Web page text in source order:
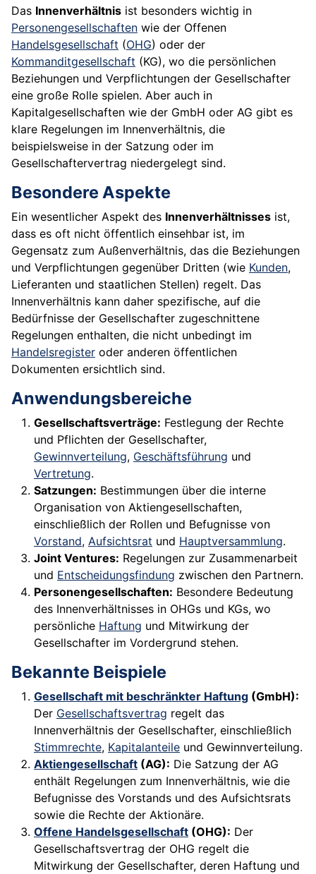
Das Innenverhältnis ist besonders wichtig in
Personengesellschaften wie der Offenen
Handelsgesellschaft (OHG) oder der
Kommanditgesellschaft (KG), wo die persönlichen
Beziehungen und Verpflichtungen der Gesellschafter
eine große Rolle spielen. Aber auch in
Kapitalgesellschaften wie der GmbH oder AG gibt es
klare Regelungen im Innenverhältnis, die
beispielsweise in der Satzung oder im
Gesellschaftervertrag niedergelegt sind.
Besondere Aspekte
Ein wesentlicher Aspekt des Innenverhältnisses ist,
dass es oft nicht öffentlich einsehbar ist, im
Gegensatz zum Außenverhältnis, das die Beziehungen
und Verpflichtungen gegenüber Dritten (wie Kunden,
Lieferanten und staatlichen Stellen) regelt. Das
Innenverhältnis kann daher spezifische, auf die
Bedürfnisse der Gesellschafter zugeschnittene
Regelungen enthalten, die nicht unbedingt im
Handelsregister oder anderen öffentlichen
Dokumenten ersichtlich sind.
Anwendungsbereiche
Gesellschaftsverträge: Festlegung der Rechte
und Pflichten der Gesellschafter,
Gewinnverteilung, Geschäftsführung und
Vertretung.
Satzungen: Bestimmungen über die interne
Organisation von Aktiengesellschaften,
einschließlich der Rollen und Befugnisse von
Vorstand, Aufsichtsrat und Hauptversammlung.
Joint Ventures: Regelungen zur Zusammenarbeit
und Entscheidungsfindung zwischen den Partnern.
Personengesellschaften: Besondere Bedeutung
des Innenverhältnisses in OHGs und KGs, wo
persönliche Haftung und Mitwirkung der
Gesellschafter im Vordergrund stehen.
Bekannte Beispiele
Gesellschaft mit beschränkter Haftung (GmbH):
Der Gesellschaftsvertrag regelt das
Innenverhältnis der Gesellschafter, einschließlich
Stimmrechte, Kapitalanteile und Gewinnverteilung.
Aktiengesellschaft (AG): Die Satzung der AG
enthält Regelungen zum Innenverhältnis, wie die
Befugnisse des Vorstands und des Aufsichtsrats
sowie die Rechte der Aktionäre.
Offene Handelsgesellschaft (OHG): Der
Gesellschaftsvertrag der OHG regelt die
Mitwirkung der Gesellschafter, deren Haftung und